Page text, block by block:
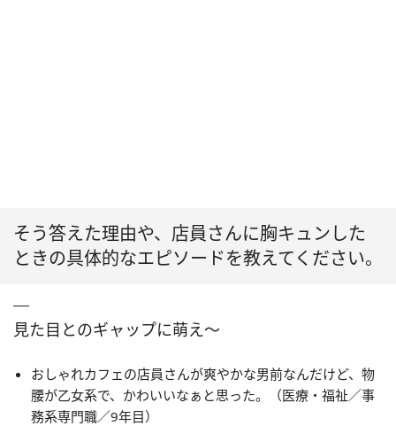
そう答えた理由や、店員さんに胸キュンした
ときの具体的なエピソードを教えてください。
見た目とのギャップに萌え〜
おしゃれカフェの店員さんが爽やかな男前なんだけど、物
腰が乙女系で、かわいいなぁと思った。（医療・福祉／事
務系専門職／9年目）